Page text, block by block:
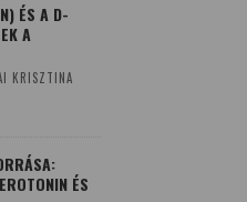
ÉS A D-
A
KRISZTINA
ÉS